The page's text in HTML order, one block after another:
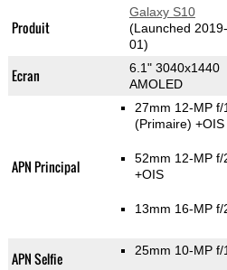
Produit
Galaxy S10
(Launched
01)
Ecran
6.1" 3040x1440
AMOLED
APN Principal
27mm 12-MP f/
(Primaire) +OIS
52mm 12-MP f/
+OIS
13mm 16-MP f/
APN Selfie 25mm 10-MP f/